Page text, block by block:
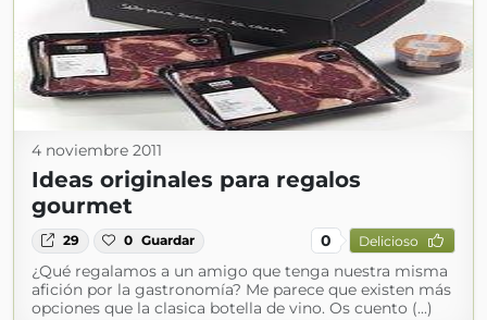
4 noviembre 2011
Ideas originales para regalos
gourmet
29 0 Guardar 0 Delicioso
¿Qué regalamos a un amigo que tenga nuestra misma
afición por la gastronomía? Me parece que existen más
opciones que la clasica botella de vino. Os cuento (...)